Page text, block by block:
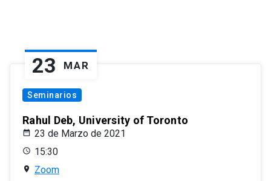
23 MAR
Seminarios
Rahul Deb, University of Toronto
23 de Marzo de 2021
15:30
Zoom